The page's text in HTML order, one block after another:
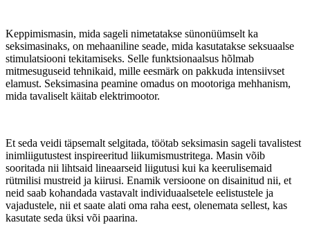
Keppimismasin, mida sageli nimetatakse sünonüümselt ka
seksimasinaks, on mehaaniline seade, mida kasutatakse seksuaalse
stimulatsiooni tekitamiseks. Selle funktsionaalsus hõlmab
mitmesuguseid tehnikaid, mille eesmärk on pakkuda intensiivset
elamust. Seksimasina peamine omadus on mootoriga mehhanism,
mida tavaliselt käitab elektrimootor.
Et seda veidi täpsemalt selgitada, töötab seksimasin sageli tavalistest
inimliigutustest inspireeritud liikumismustritega. Masin võib
sooritada nii lihtsaid lineaarseid liigutusi kui ka keerulisemaid
rütmilisi mustreid ja kiirusi. Enamik versioone on disainitud nii, et
neid saab kohandada vastavalt individuaalsetele eelistustele ja
vajadustele, nii et saate alati oma raha eest, olenemata sellest, kas
kasutate seda üksi või paarina.